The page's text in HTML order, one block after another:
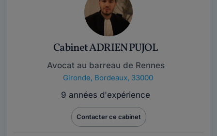
Cabinet ADRIEN PUJOL
Avocat au barreau de Rennes
Gironde, Bordeaux, 33000
9 années d'expérience
Contacter ce cabinet